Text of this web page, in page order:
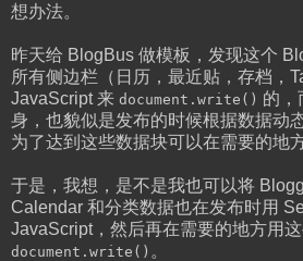
想办法。
昨天给 BlogBus 做模板，发现这个
所有侧边栏（日历，最近贴，存档，
JavaScript 来 document.write() 的，
身，也貌似是发布的时候根据数据动
为了达到这些数据块可以在需要的地
于是，我想，是不是我也可以将
Calendar 和分类数据也在发布时用
JavaScript，然后再在需要的地方用
document.write() 。